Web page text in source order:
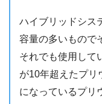
ハイブリッドシス
容量の多いもので
それでも使用して
が10年超えたプリ
になっているプリ